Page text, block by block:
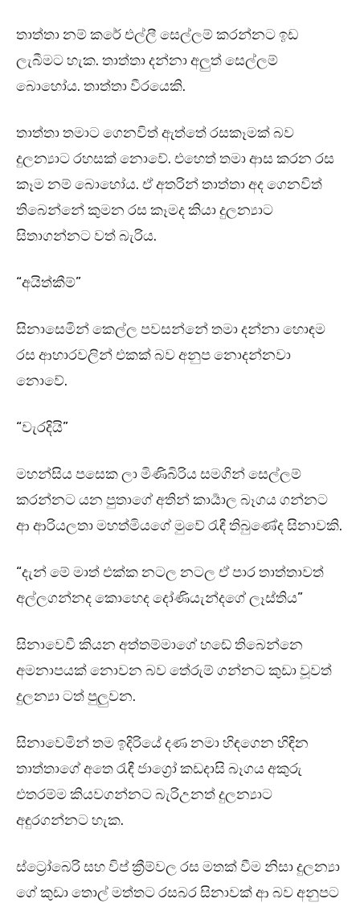
තාත්තා නම් කරේ එල්ලී සෙල්ලම් කරන්නට ඉඩ
ලැබීමට හැක. තාත්තා දන්නා අලුත් සෙල්ලම්
බොහෝය. තාත්තා වීරයෙකි.
තාත්තා තමාට ගෙනවිත් ඇත්තේ රසකෑමක් බව
දුලන්‍යාට රහසක් නොවේ. එහෙත් තමා ආස කරන රස
කෑම නම් බොහෝය. ඒ අතරින් තාත්තා අද ගෙනවිත්
තිබෙන්නේ කුමන රස කෑමද කියා දුලන්‍යාට
සිතාගන්නට වත් බැරිය.
“අයිත්කීම්”
සිනාසෙමින් කෙල්ල පවසන්නේ තමා දන්නා හොඳම
රස ආහාරවලින් එකක් බව අනුප නොදන්නවා
නොවේ.
“වැරදියි”
මහන්සිය පසෙක ලා මිණිබිරිය සමගින් සෙල්ලම්
කරන්නට යන පුතාගේ අතින් කාර්‍යාල බෑගය ගන්නට
ආ ආරියලතා මහත්මියගේ මුවේ රැඳී තිබුණේද සිනාවකි.
“දැන් මේ මාත් එක්ක නටල නටල ඒ පාර තාත්තාවත්
අල්ලගන්නද කොහෙද දෝණියැන්දගේ ලෑස්තිය”
සිනාවෙවී කියන අත්තම්මාගේ හඬේ තිබෙන්නෙ
අමනාපයක් නොවන බව තේරුම් ගන්නට කුඩා වූවත්
දුලන්‍යා ටත් පුලුවන.
සිනාවෙමින් තම ඉදිරියේ දණ නමා හිඳගෙන හිඳින
තාත්තාගේ අතෙ රැඳී ජාග්‍රෝ කඩදාසි බෑගය අකුරු
එතරම්ම කියවගන්නට බැරිඋනත් දුලන්‍යාට
අඳුරගන්නට හැක.
ස්ට්‍රෝබෙරි සහ විප් ක්‍රීම්වල රස මතක් වීම නිසා දුලන්‍යා
ගේ කුඩා තොල් මත්තට රසබර සිනාවක් ආ බව අනුපට